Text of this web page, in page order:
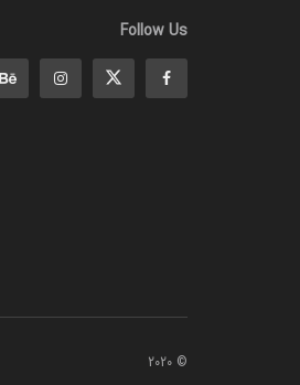
Follow Us
© 2020